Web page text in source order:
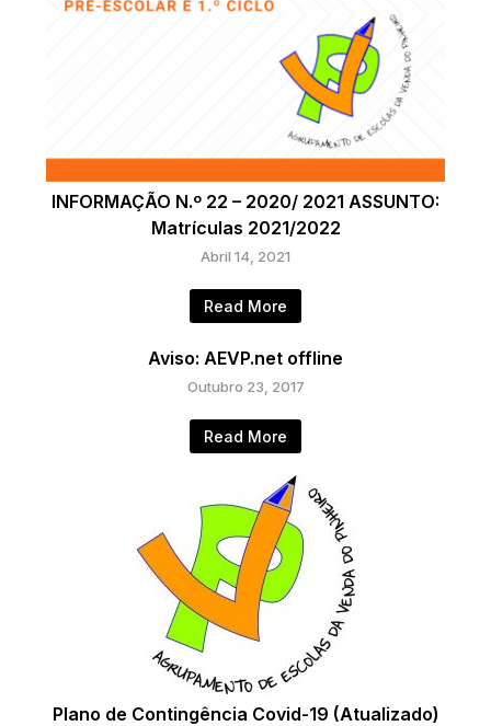
INFORMAÇÃO N.º 22 – 2020/ 2021 ASSUNTO:
Matrículas 2021/2022
Abril 14, 2021
Read More
Aviso: AEVP.net offline
Outubro 23, 2017
Read More
Plano de Contingência Covid-19 (Atualizado)